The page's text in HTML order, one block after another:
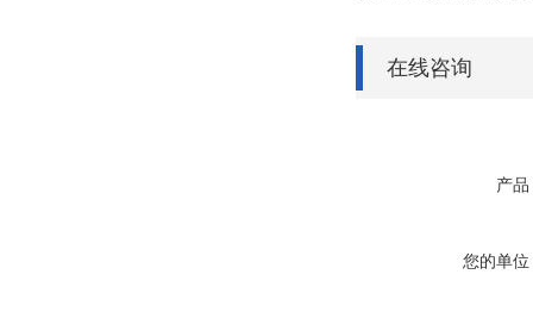
在线咨询
产品
您的单位